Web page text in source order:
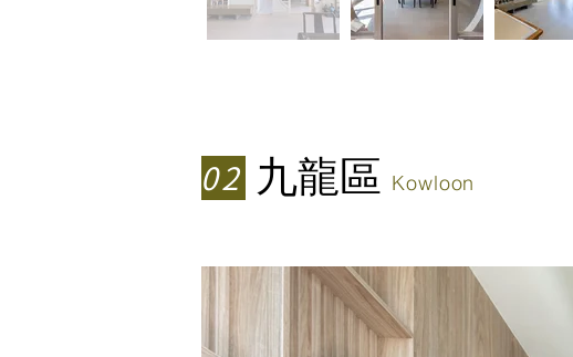
02 九龍區 Kowloon